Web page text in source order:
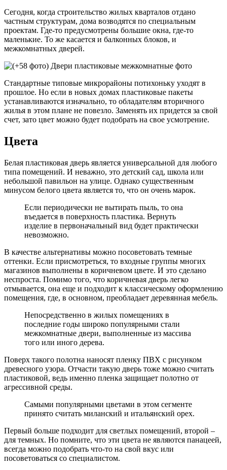
Сегодня, когда строительство жилых кварталов отдано
частным структурам, дома возводятся по специальным
проектам. Где-то предусмотрены большие окна, где-то
маленькие. То же касается и балконных блоков, и
межкомнатных дверей.
Стандартные типовые микрорайоны потихоньку уходят в
прошлое. Но если в новых домах пластиковые пакеты
устанавливаются изначально, то обладателям вторичного
жилья в этом плане не повезло. Заменять их придется за свой
счет, зато цвет можно будет подобрать на свое усмотрение.
Цвета
Белая пластиковая дверь является универсальной для любого
типа помещений. И неважно, это детский сад, школа или
небольшой павильон на улице. Однако существенным
минусом белого цвета является то, что он очень марок.
Если периодически не вытирать пыль, то она
въедается в поверхность пластика. Вернуть
изделие в первоначальный вид будет практически
невозможно.
В качестве альтернативы можно посоветовать темные
оттенки. Если присмотреться, то входные группы многих
магазинов выполнены в коричневом цвете. И это сделано
неспроста. Помимо того, что коричневая дверь легко
отмывается, она еще и подходит к классическому оформлению
помещения, где, в основном, преобладает деревянная мебель.
Непосредственно в жилых помещениях в
последние годы широко популярными стали
межкомнатные двери, выполненные из массива
того или иного дерева.
Поверх такого полотна наносят пленку ПВХ с рисунком
древесного узора. Отчасти такую дверь тоже можно считать
пластиковой, ведь именно пленка защищает полотно от
агрессивной среды.
Самыми популярными цветами в этом сегменте
принято считать миланский и итальянский орех.
Первый больше подходит для светлых помещений, второй –
для темных. Но помните, что эти цвета не являются панацеей,
всегда можно подобрать что-то на свой вкус или
посоветоваться со специалистом.